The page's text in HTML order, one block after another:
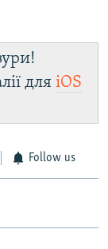
для iOS
Follow us